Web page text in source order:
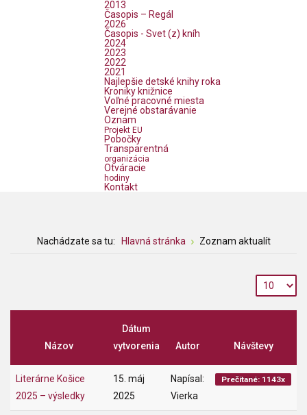
2013
Časopis – Regál
2026
Časopis - Svet (z) kníh
2024
2023
2022
2021
Najlepšie detské knihy roka
Kroniky knižnice
Voľné pracovné miesta
Verejné obstarávanie
Oznam
Projekt EU
Pobočky
Transparentná
organizácia
Otváracie
hodiny
Kontakt
Nachádzate sa tu: Hlavná stránka Zoznam aktualít
Názov
Dátum
vytvorenia
Autor Návštevy
Literárne Košice
2025 – výsledky
15. máj
2025
Napísal:
Vierka
Prečítané: 1143x